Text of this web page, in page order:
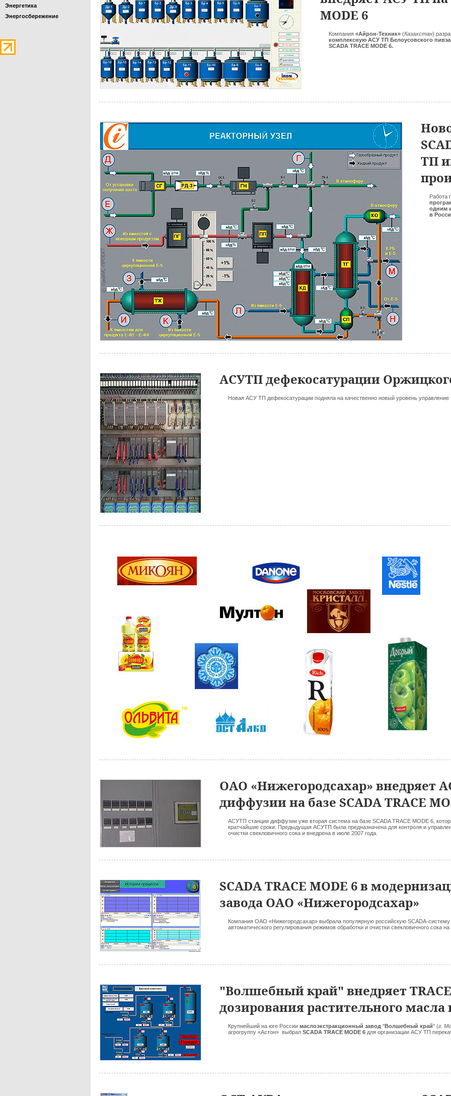
Энергетика
Энергосбережение
MODE 6
Компания «Айрон-Техник» (Казахстан)
комплексную АСУ ТП Белоусовского
SCADA TRACE MODE 6.
ТП
Работа
одним
в
АСУТП дефекосатурации
Новая АСУ ТП дефекосатурации подняла на качественно новый уровень управление
ОАО «Нижегородсахар» внедряет
диффузии на базе SCADA TRACE
АСУТП станции диффузии уже вторая система на базе SCADA TRACE MODE 6,
кратчайшие сроки. Предыдущая АСУТП была предназначена для контроля и
очистки свекловичного сока и внедрена в июле 2007 года.
SCADA TRACE MODE 6 в
завода ОАО «Нижегородсахар»
Компания ОАО «Нижегородсахар» выбрала популярную российскую SCADA-
автоматического регулирования режимов обработки и очистки свекловичного сока
"Волшебный край" внедряет
дозирования растительного масла
Крупнейший на юге России маслоэкстракционный завод "Волшебный край" (г.
агрогруппу «Астон» выбрал SCADA TRACE MODE 6 для организации АСУ ТП